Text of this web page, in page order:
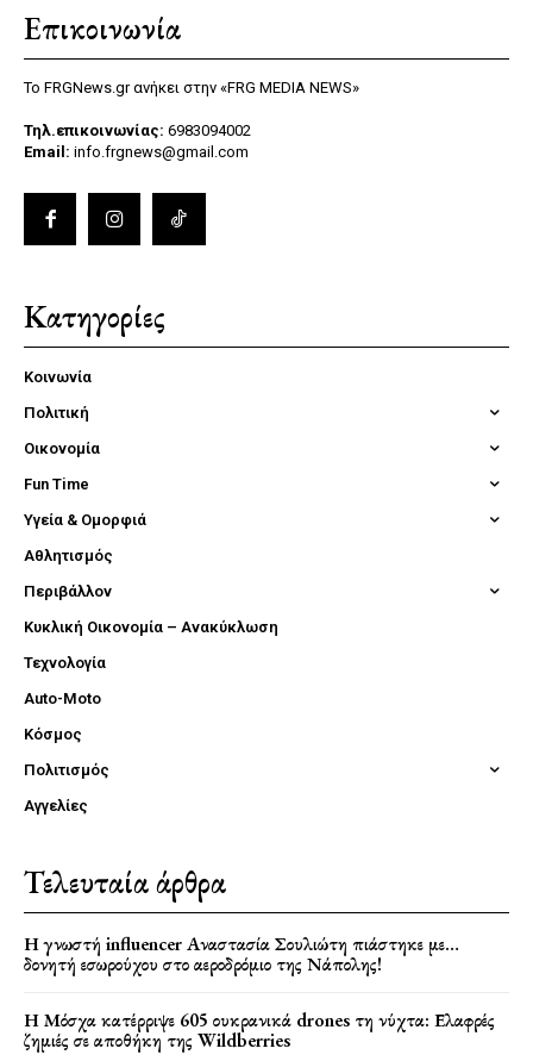
Επικοινωνία
Το FRGNews.gr ανήκει στην «FRG MEDIA NEWS»
Τηλ.επικοινωνίας: 6983094002
Email: info.frgnews@gmail.com
Κατηγορίες
Κοινωνία
Πολιτική
Οικονομία
Fun Time
Υγεία & Ομορφιά
Αθλητισμός
Περιβάλλον
Κυκλική Οικονομία – Ανακύκλωση
Τεχνολογία
Auto-Moto
Κόσμος
Πολιτισμός
Αγγελίες
Τελευταία άρθρα
Η γνωστή influencer Αναστασία Σουλιώτη πιάστηκε με…
δονητή εσωρούχου στο αεροδρόμιο της Νάπολης!
Η Μόσχα κατέρριψε 605 ουκρανικά drones τη νύχτα: Ελαφρές
ζημιές σε αποθήκη της Wildberries